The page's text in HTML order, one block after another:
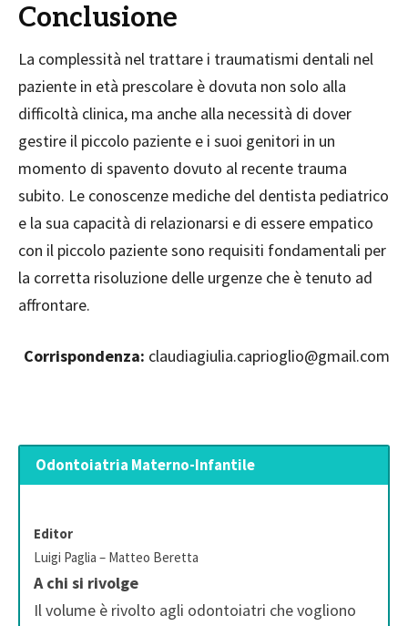
Conclusione
La complessità nel trattare i traumatismi dentali nel
paziente in età prescolare è dovuta non solo alla
difficoltà clinica, ma anche alla necessità di dover
gestire il piccolo paziente e i suoi genitori in un
momento di spavento dovuto al recente trauma
subito. Le conoscenze mediche del dentista pediatrico
e la sua capacità di relazionarsi e di essere empatico
con il piccolo paziente sono requisiti fondamentali per
la corretta risoluzione delle urgenze che è tenuto ad
affrontare.
Corrispondenza: claudiagiulia.caprioglio@gmail.com
Odontoiatria Materno-Infantile
Editor
Luigi Paglia – Matteo Beretta
A chi si rivolge
Il volume è rivolto agli odontoiatri che vogliono